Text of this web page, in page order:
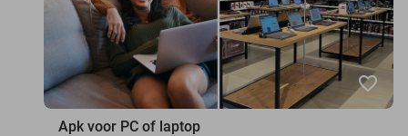
favorite_border
Apk voor PC of laptop